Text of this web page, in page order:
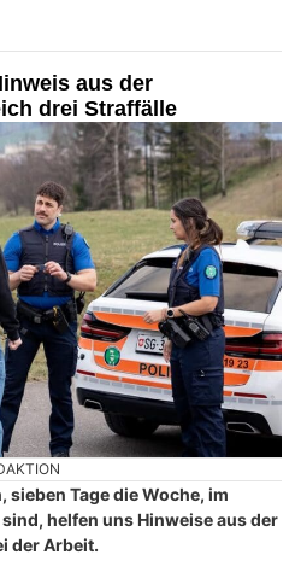
aus der
drei Straffälle
Tage die Woche, im
helfen uns Hinweise aus der
der Arbeit.